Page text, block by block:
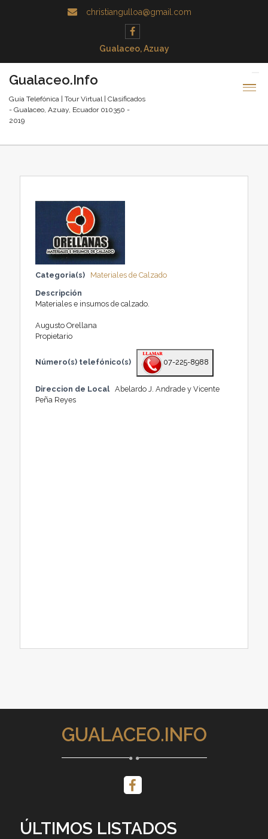
christiangulloa@gmail.com
Gualaceo, Azuay
Gualaceo.Info
Guía Telefónica | Tour Virtual | Clasificados
- Gualaceo, Azuay, Ecuador 010350 -
2019
Categoria(s)
Materiales de Calzado
Descripción
Materiales e insumos de calzado.
Augusto Orellana
Propietario
Número(s) telefónico(s) 07-225-8988
Direccion de Local
Abelardo J. Andrade y Vicente
Peña Reyes
GUALACEO.INFO
ÚLTIMOS LISTADOS